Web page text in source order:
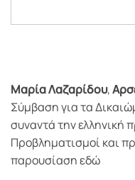
Μαρία Λαζαρίδου,
Σύμβαση για τα
συναντά την ελληνική
Προβληματισμοί και
παρουσίαση εδώ